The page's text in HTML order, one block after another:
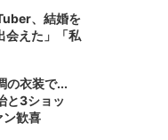
、結婚を
えた」「私
の衣装で...
と3ショッ
歓喜